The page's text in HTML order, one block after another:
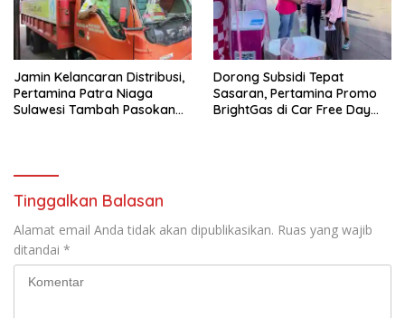
Jamin Kelancaran Distribusi,
Pertamina Patra Niaga
Sulawesi Tambah Pasokan
Dorong Subsidi Tepat
Sasaran, Pertamina Promo
BrightGas di Car Free Day
Tinggalkan Balasan
Alamat email Anda tidak akan dipublikasikan. Ruas yang wajib
ditandai *